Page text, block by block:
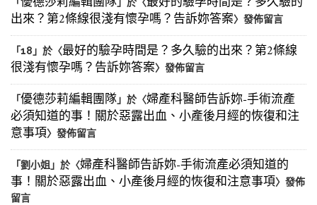
「 」於〈
出來？第2條線很淺有懷孕嗎？告訴妳答案〉發佈留言
「18 」於〈最好的驗孕時間是？多久驗的出來？第2條線
很淺有懷孕嗎？告訴妳答案〉發佈留言
「優德莎莉編輯團隊」於〈婦產科醫師告訴妳-手術流產
必須知道的事！關於惡露出血、小產後月經的恢復和注
意事項〉發佈留言
「劉小姐」於〈婦產科醫師告訴妳-手術流產必須知道的
事！關於惡露出血、小產後月經的恢復和注意事項〉發佈
留言